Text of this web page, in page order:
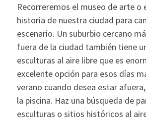
Recorreremos el museo de arte o
historia de nuestra ciudad para
escenario. Un suburbio cercano
fuera de la ciudad también tiene
esculturas al aire libre que es
excelente opción para esos días
verano cuando desea estar
la piscina. Haz una búsqueda de
esculturas o sitios históricos al